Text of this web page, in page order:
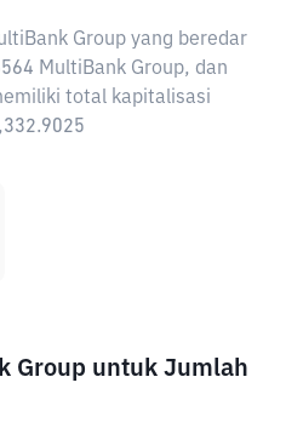
Group yang beredar
MultiBank Group, dan
total kapitalisasi
Group untuk Jumlah